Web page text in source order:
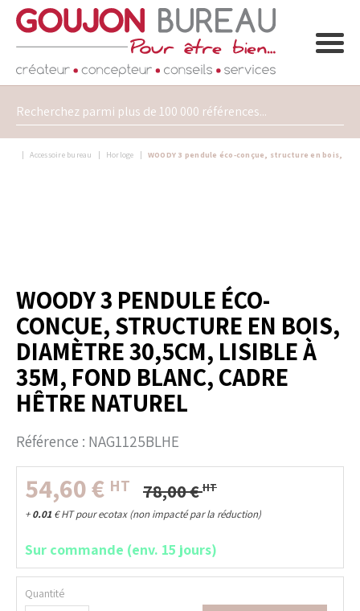
Accessoire bureau Horloge WOODY 3 pendule éco-conçue, structure en bois,
WOODY 3 PENDULE ÉCO-
CONÇUE, STRUCTURE EN BOIS,
DIAMÈTRE 30,5CM, LISIBLE À
35M, FOND BLANC, CADRE
HÊTRE NATUREL
Référence : NAG1125BLHE
78,00€ HT
54,60€ HT
+0.01 €HT pour ecotax (non impacté par la réduction)
Sur commande (env. 15 jours)
Quantité